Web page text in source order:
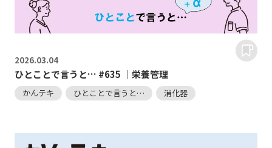
2026.03.04
ひとことで言うと… #635 ｜栄養管理
かんテキ ひとことで言うと… 消化器